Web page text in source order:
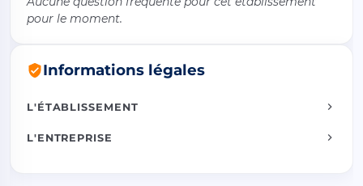
pour le moment.
Informations légales
L'ÉTABLISSEMENT
L'ENTREPRISE